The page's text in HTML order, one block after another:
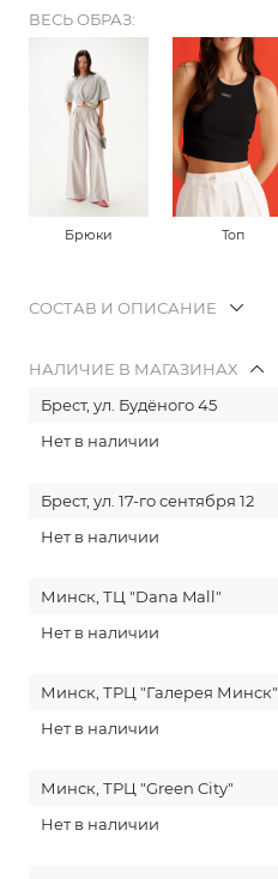
ВЕСЬ ОБРАЗ:
Брюки Топ
СОСТАВ И ОПИСАНИЕ
НАЛИЧИЕ В МАГАЗИНАХ
Брест, ул. Будёного 45
Нет в наличии
Брест, ул. 17-го сентября 12
Нет в наличии
Минск, ТЦ "Dana Mall"
Нет в наличии
Минск, ТРЦ "Галерея Минск"
Нет в наличии
Минск, ТРЦ "Green City"
Нет в наличии